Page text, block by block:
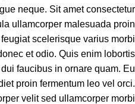
neque. Sit amet consectetur
ullamcorper malesuada proin
scelerisque varius morbi
et odio. Quis enim lobortis
faucibus in ornare quam. Eu
proin fermentum leo vel orci.
velit sed ullamcorper morbi